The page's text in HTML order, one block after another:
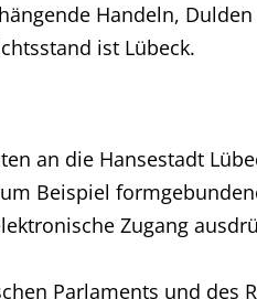
Handeln,
ist Lübeck.
an die Hansestadt
Beispiel
Zugang
Parlaments und des